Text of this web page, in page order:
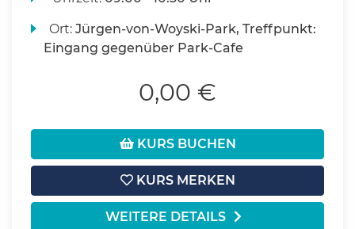
Ort:Jürgen-von-Woyski-Park, Treffpunkt:
Eingang gegenüber Park-Cafe
0,00 €
KURS BUCHEN
KURS MERKEN
WEITERE DETAILS